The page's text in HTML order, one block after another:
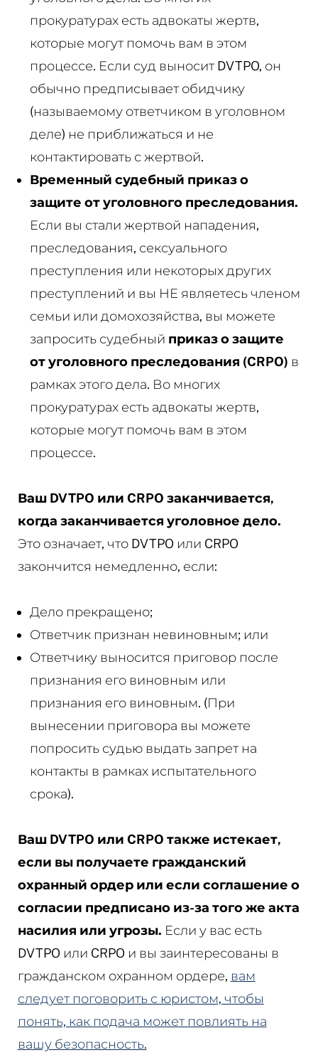
прокуратурах есть адвокаты жертв,
которые могут помочь вам в этом
процессе. Если суд выносит DVTPO, он
обычно предписывает обидчику
(называемому ответчиком в уголовном
деле) не приближаться и не
контактировать с жертвой.
Временный судебный приказ о
защите от уголовного преследования.
Если вы стали жертвой нападения,
преследования, сексуального
преступления или некоторых других
преступлений и вы НЕ являетесь членом
семьи или домохозяйства, вы можете
запросить судебный приказ о защите
от уголовного преследования (CRPO) в
рамках этого дела. Во многих
прокуратурах есть адвокаты жертв,
которые могут помочь вам в этом
процессе.
Ваш DVTPO или CRPO заканчивается,
когда заканчивается уголовное дело.
Это означает, что DVTPO или CRPO
закончится немедленно, если:
Дело прекращено;
Ответчик признан невиновным; или
Ответчику выносится приговор после
признания его виновным или
признания его виновным. (При
вынесении приговора вы можете
попросить судью выдать запрет на
контакты в рамках испытательного
срока).
Ваш DVTPO или CRPO также истекает,
если вы получаете гражданский
охранный ордер или если соглашение о
согласии предписано из-за того же акта
насилия или угрозы. Если у вас есть
DVTPO или CRPO и вы заинтересованы в
гражданском охранном ордере, вам
следует поговорить с юристом, чтобы
понять, как подача может повлиять на
вашу безопасность.